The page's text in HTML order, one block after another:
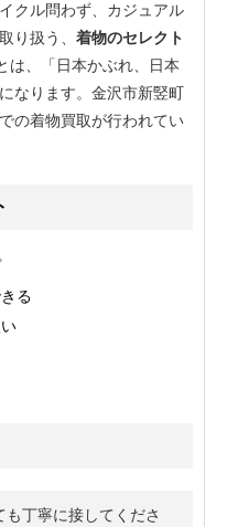
クル問わず、カジュアル
り扱う、 着物のセレクト
は、「日本かぶれ、日本
なります。金沢市新竪町
の着物買取が行われてい
る
丁寧に接してくださ